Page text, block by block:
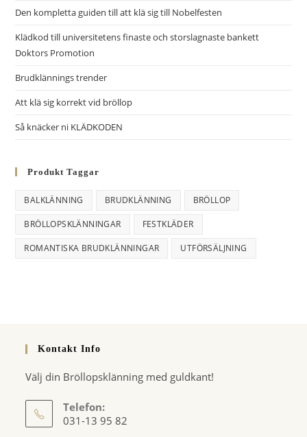
a
t
i
v
:
Den kompletta guiden till att klä sig till Nobelfesten
Klädkod till universitetens finaste och storslagnaste bankett
Doktors Promotion
Brudklännings trender
Att klä sig korrekt vid bröllop
Så knäcker ni KLÄDKODEN
Produkt Taggar
BALKLÄNNING BRUDKLÄNNING BRÖLLOP
BRÖLLOPSKLÄNNINGAR FESTKLÄDER
ROMANTISKA BRUDKLÄNNINGAR UTFÖRSÄLJNING
Kontakt Info
Välj din Bröllopsklänning med guldkant!
Telefon:
031-13 95 82